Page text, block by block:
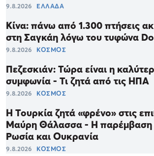
9.8.2026 ΕΛΛΑΔΑ
Κίνα: πάνω από 1.300 πτήσεις
στη Σαγκάη λόγω του τυφώνα
9.8.2026 ΚΟΣΜΟΣ
Πεζεσκιάν: Τώρα είναι η
συμφωνία - Τι ζητά από τις ΗΠΑ
9.8.2026 ΚΟΣΜΟΣ
Η Τουρκία ζητά «φρένο» στις
Μαύρη Θάλασσα - Η παρέμβαση
Ρωσία και Ουκρανία
9.8.2026 ΚΟΣΜΟΣ